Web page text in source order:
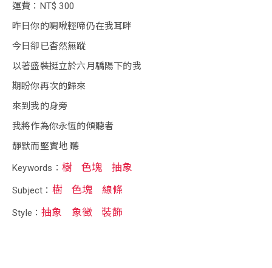
運費：NT$ 300
昨日你的啁啾輕啼仍在我耳畔
今日卻已杳然無蹤
以著盛裝挺立於六月驕陽下的我
期盼你再次的歸來
來到我的身旁
我將作為你永恆的傾聽者
靜默而堅實地 聽
Keywords： 樹 色塊 抽象
Subject： 樹 色塊 線條
Style：抽象 象徵 裝飾